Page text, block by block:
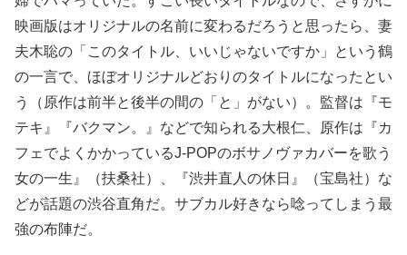
映画版はオリジナルの名前に変わるだろうと思ったら、妻
夫木聡の「このタイトル、いいじゃないですか」という鶴
の一言で、ほぼオリジナルどおりのタイトルになったとい
う（原作は前半と後半の間の「と」がない）。監督は『モ
テキ』『バクマン。』などで知られる大根仁、原作は『カ
フェでよくかかっているJ-POPのボサノヴァカバーを歌う
女の一生』（扶桑社）、『渋井直人の休日』（宝島社）な
どが話題の渋谷直角だ。サブカル好きなら唸ってしまう最
強の布陣だ。